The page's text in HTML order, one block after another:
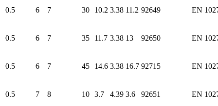
0.5 6 7 30 10.2 3.38 11.2 92649 EN
0.5 6 7 35 11.7 3.38 13 92650 EN
0.5 6 7 45 14.6 3.38 16.7 92715 EN
0.5 7 8 10 3.7 4.39 3.6 92651 EN